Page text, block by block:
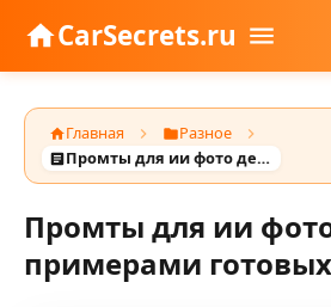
CarSecrets.ru
Главная
Разное
Промты для ии фото девушек (с примерами готовых промтов)
Промты для ии
примерами